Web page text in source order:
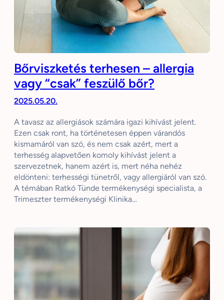
Bőrviszketés terhesen – allergia
vagy “csak” feszülő bőr?
2025.05.20.
A tavasz az allergiások számára igazi kihívást jelent.
Ezen csak ront, ha történetesen éppen várandós
kismamáról van szó, és nem csak azért, mert a
terhesség alapvetően komoly kihívást jelent a
szervezetnek, hanem azért is, mert néha nehéz
eldönteni: terhességi tünetről, vagy allergiáról van szó.
A témában Ratkó Tünde termékenységi specialista, a
Trimeszter termékenységi Klinika…